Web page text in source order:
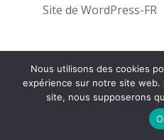
Site de WordPress-FR
Une réalisation de
Nous utilisons des cookies
expérience sur notre site web.
site, nous supposerons